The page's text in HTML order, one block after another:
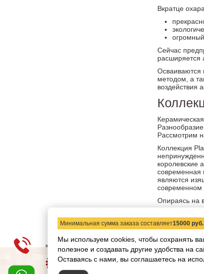
Вкратце
Сейчас
расширяется
Осваиваются
методом, а
воздействия
Рассмотрим
Коллекция
королевские
современная
являются
современном
Опираясь на
О компании
Минимальная сумма заказа составляет15000 руб.
Мы используем cookies, чтобы сохранять
полезное и создавать другие удобства на
Оставаясь с нами, вы соглашаетесь на